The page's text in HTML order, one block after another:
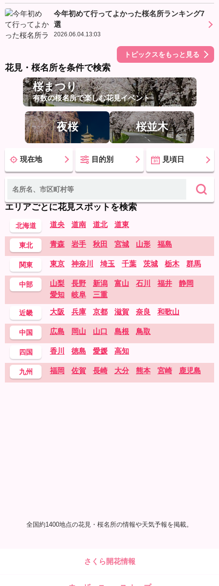
今年初めて行ってよかった桜名所ランキング7
選
2026.06.04.13:03
トピックスをもっと見る
花見・桜名所を条件で検索
桜まつり
有数の桜名所で楽しむ花見イベント
夜桜 桜並木
現在地 目的別 見頃日
エリアごとに花見スポットを検索
北海道 道央 道南 道北 道東
東北 青森 岩手 秋田 宮城 山形 福島
関東 東京 神奈川 埼玉 千葉 茨城 栃木 群馬
中部 山梨 長野 新潟 富山 石川 福井
静岡
愛知
岐阜 三重
近畿 大阪 兵庫 京都 滋賀 奈良 和歌山
中国 広島 岡山 山口 島根 鳥取
四国 香川 徳島 愛媛 高知
九州 福岡 佐賀 長崎 大分 熊本 宮崎 鹿児島
全国約1400地点の花見・桜名所の情報や天気予報を掲載。
さくら開花情報